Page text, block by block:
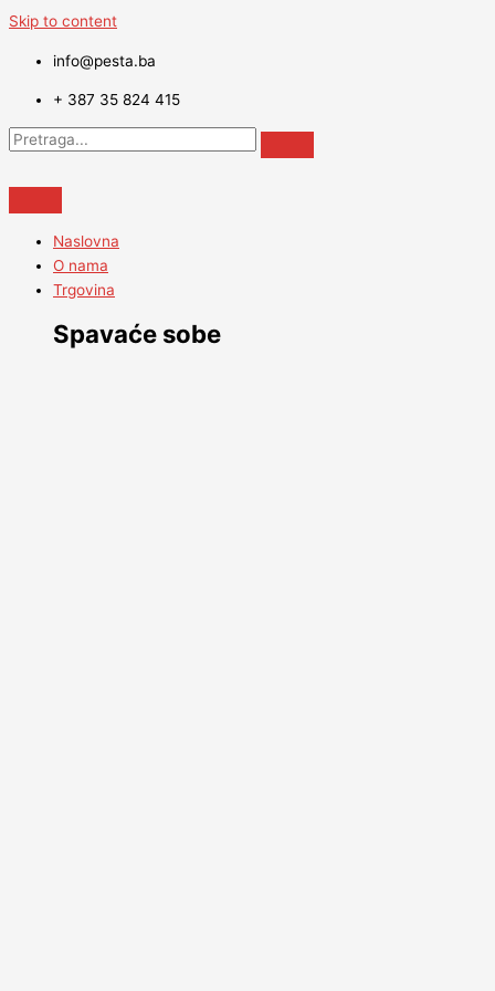
Skip to content
info@pesta.ba
+ 387 35 824 415
Naslovna
O nama
Trgovina
Spavaće sobe